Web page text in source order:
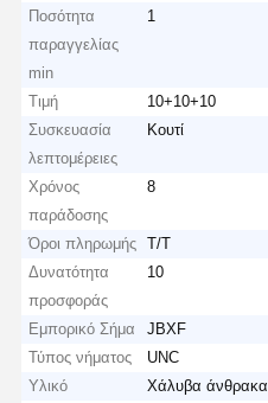
Ποσότητα
παραγγελίας
min
1
Τιμή
10+10+10
Συσκευασία
λεπτομέρειες
Κουτί
Χρόνος
παράδοσης
8
Όροι πληρωμής
Τ/Τ
Δυνατότητα
προσφοράς
10
Εμπορικό Σήμα
JBXF
Τύπος νήματος
UNC
Υλικό
Χάλυβα άνθρακα